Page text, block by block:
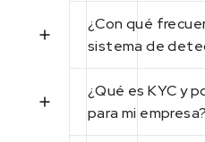
¿Con qué
sistema de
¿Qué es KYC y
para mi empresa?